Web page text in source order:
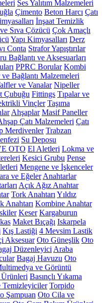
Ses Yalıtım Malzemeleri
Çimento Beton Harcı Çatı
İnşaat Temizlik
Sıva Çözücü Çok Amaçlı
Yapı Kimyasalları Derz
Conta Strafor Yapıştırılar
Bağlantı ve Aksesuarları
PPRC Borular Kombi
Bağlantı Malzemeleri
ve Vanalar Nipeller
Çubuğu Fittings Tıpalar ve
Vinçler Taşıma
Ahşaplar Masif Paneller
Çatı Malzemeleri Çatı
Merdivenler Trabzan
Su Deposu
OTO El Aletleri Lokma ve
Kesici Grubu Pense
Mengene ve İşkenceler
ve Eğeler Anahtarlar
Açık Ağız Anahtar
Tork Anahtarı Yıldız
Anahtarı Kombine Anahtar
Keser Kargaburun
Maket Bıçağı Iskarpela
Kış Lastiği 4 Mevsim Lastik
Aksesuar Oto Güneşlik Oto
Düzenleyici Araba
Bagaj Havuzu Oto
ve Görüntü
Basınçlı Yıkama
Temizleyiciler Torpido
Şampuan Oto Cila ve